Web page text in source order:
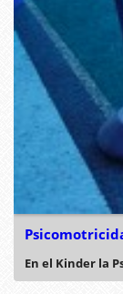
En el Kinder la